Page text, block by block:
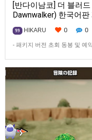
[반다이남코] 더 블러
Dawnwalker) 한국어
99 HIKARU 0 0
- 패키지 버전 초회 동봉 및 예
브 던워커’(한국어판)의 패키
고 발표했다.■ 패키지 버전 초